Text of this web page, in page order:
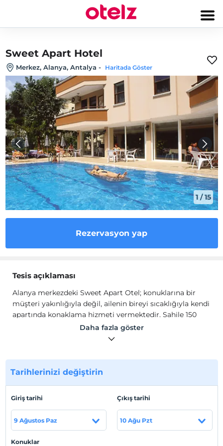
Sweet Apart Hotel
Merkez, Alanya, Antalya - Haritada Göster
1 /15
Rezervasyon yap
Tesis açıklaması
Alanya merkezdeki Sweet Apart Otel; konuklarına bir
müşteri yakınlığıyla değil, ailenin bireyi sıcaklığıyla kendi
apartında konaklama hizmeti vermektedir. Sahile 150
metre mesafede olup, gün boyu hizmet veren geniş
havuzu, güneşlenme alanları ile tüm streslerden
çeşitli ve lezzetli yemek tadabilir ve dilerseniz kendi özel
mutfağınızda yemeklerinizi yapabilirsiniz. Havuz alanı
müşteri yakınlığıyla değil, ailenin bireyi sıcaklığıyla kendi
apartında konaklama hizmeti vermektedir. Sahile 150
metre mesafede olup, gün boyu hizmet veren geniş
Daha fazla göster
Tarihlerinizi değiştirin
Giriş tarihi
9 Ağustos Paz
Çıkış tarihi
10 Ağu Pzt
Konuklar